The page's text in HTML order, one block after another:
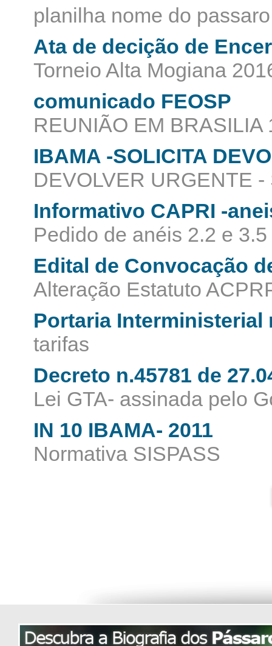
planilha nome do passaro
Ata de decição de
Torneio Alta Mogiana
comunicado FEOSP
REUNIÃO EM BRASILIA
IBAMA -SOLICITA
DEVOLVER URGENTE -
Informativo CAPRI -
Pedido de anéis 2.2 e 3.5
Edital de Convocação
Alteração Estatuto
Portaria Interministerial
tarifas
Decreto n.45781 de
Lei GTA- assinada pelo
IN 10 IBAMA- 2011
Normativa SISPASS